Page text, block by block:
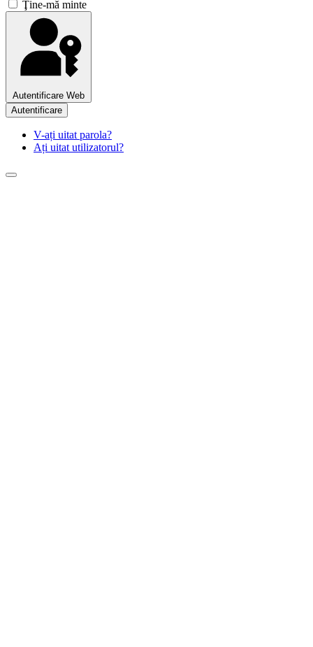
Ţine-mă minte
Autentificare Web
Autentificare
V-ați uitat parola?
Ați uitat utilizatorul?